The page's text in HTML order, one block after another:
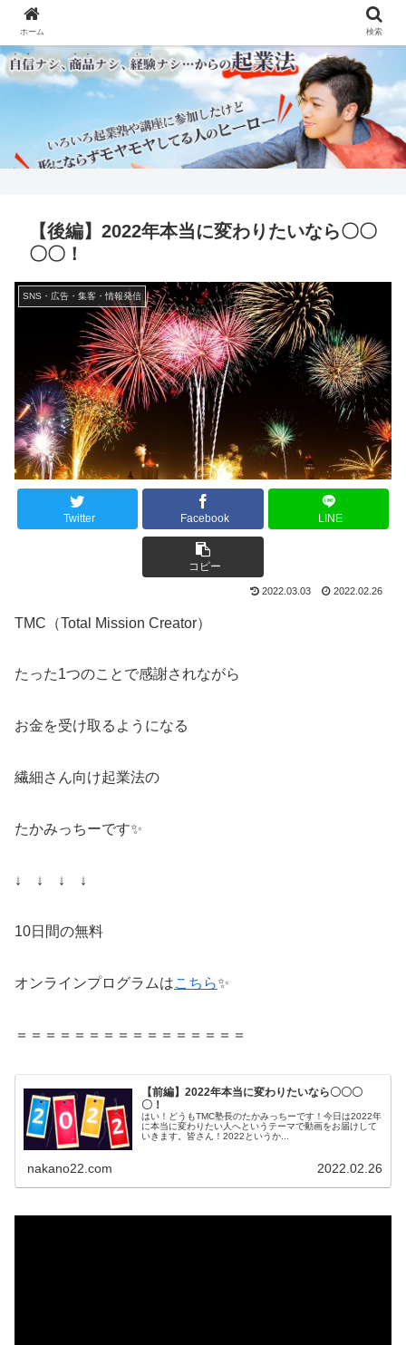
【後編】2022年本当に変わりたいなら〇〇
〇〇！
SNS・広告・集客・情報発信
Twitter Facebook LINE
コピー
2022.03.03 2022.02.26
TMC（Total Mission Creator）
たった1つのことで感謝されながら
お金を受け取るようになる
繊細さん向け起業法の
たかみっちーです✨
↓ ↓ ↓ ↓
10日間の無料
オンラインプログラムはこちら✨
＝＝＝＝＝＝＝＝＝＝＝＝＝＝＝＝
【前編】2022年本当に変わりたいなら〇〇〇
〇！
はい！どうもTMC塾長のたかみっちーです！今日は2022年
に本当に変わりたい人へというテーマで動画をお届けして
いきます。皆さん！2022というか...
nakano22.com 2022.02.26
ホーム 検索